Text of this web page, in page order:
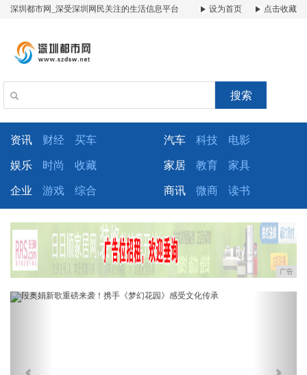
深圳都市网_深受深圳网民关注的生活信息平台 设为首页 点击收藏
搜索
资讯 财经 买车 汽车 科技 电影
娱乐 时尚 收藏 家居 教育 家具
企业 游戏 综合 商讯 微商 读书
广告
Previous